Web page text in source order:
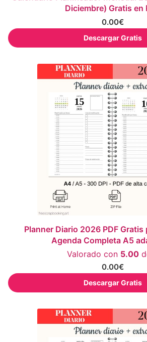
Diciembre) Gratis en
0.00€
Descargar Gratis
Planner Diario 2026 PDF Gratis
Agenda Completa A5
Valorado con 5.00
0.00€
Descargar Gratis